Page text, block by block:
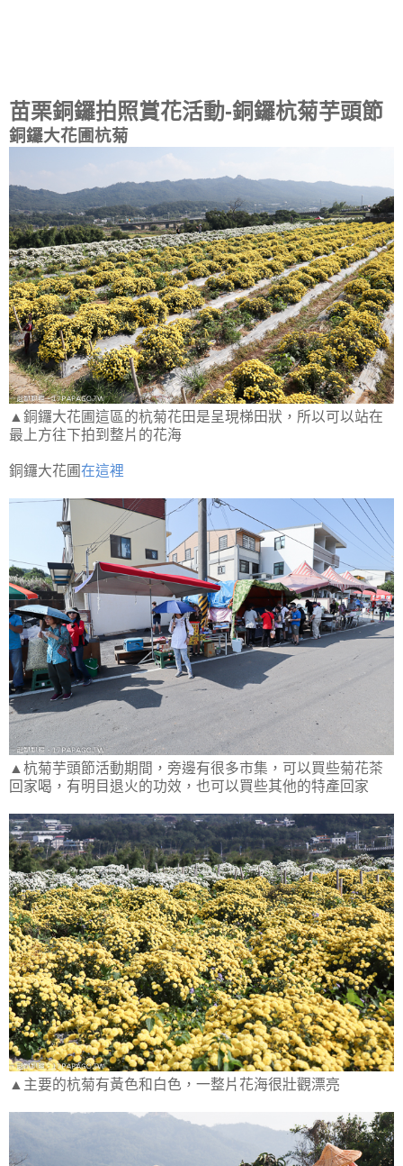
苗栗銅鑼拍照賞花活動-銅鑼杭菊芋頭節
銅鑼大花圃杭菊
▲銅鑼大花圃這區的杭菊花田是呈現梯田狀，所以可以站在
最上方往下拍到整片的花海
銅鑼大花圃在這裡
▲杭菊芋頭節活動期間，旁邊有很多市集，可以買些菊花茶
回家喝，有明目退火的功效，也可以買些其他的特產回家
▲主要的杭菊有黃色和白色，一整片花海很壯觀漂亮